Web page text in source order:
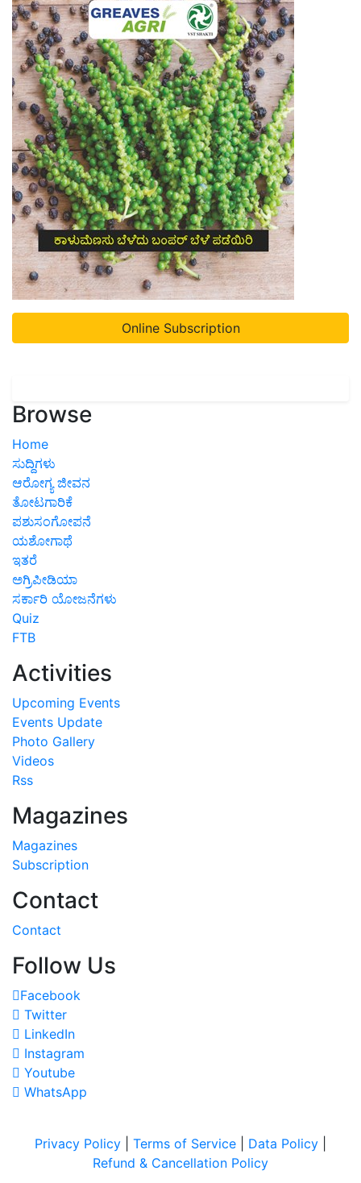
Online Subscription
Browse
Home
ಸುದ್ದಿಗಳು
ಆರೋಗ್ಯ ಜೀವನ
ತೋಟಗಾರಿಕೆ
ಪಶುಸಂಗೋಪನೆ
ಯಶೋಗಾಥೆ
ಇತರೆ
ಅಗ್ರಿಪೀಡಿಯಾ
ಸರ್ಕಾರಿ ಯೋಜನೆಗಳು
Quiz
FTB
Activities
Upcoming Events
Events Update
Photo Gallery
Videos
Rss
Magazines
Magazines
Subscription
Contact
Contact
Follow Us
Facebook
Twitter
LinkedIn
Instagram
Youtube
WhatsApp
Privacy Policy Terms of Service Data Policy
Refund & Cancellation Policy